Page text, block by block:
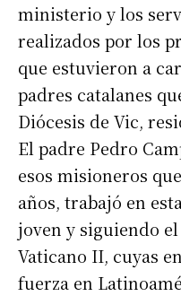
ministerio y los
realizados por los
que estuvieron a
padres catalanes
Diócesis de Vic,
El padre Pedro
esos misioneros
años, trabajó en
joven y siguiendo
Vaticano II, cuyas
fuerza en